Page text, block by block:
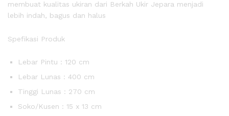
membuat kualitas ukiran dari Berkah Ukir Jepara menjadi
lebih indah, bagus dan halus
Spefikasi Produk
Lebar Pintu : 120 cm
Lebar Lunas : 400 cm
Tinggi Lunas : 270 cm
Soko/Kusen : 15 x 13 cm